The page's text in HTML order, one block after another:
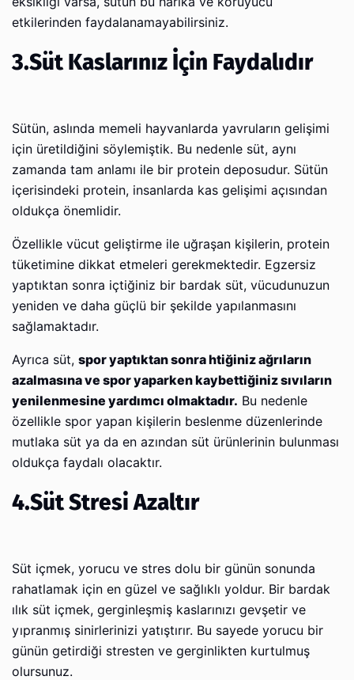
etkilerinden faydalanamayabilirsiniz.
3.Süt Kaslarınız İçin Faydalıdır
Sütün, aslında memeli hayvanlarda yavruların gelişimi
için üretildiğini söylemiştik. Bu nedenle süt, aynı
zamanda tam anlamı ile bir protein deposudur. Sütün
içerisindeki protein, insanlarda kas gelişimi açısından
oldukça önemlidir.
Özellikle vücut geliştirme ile uğraşan kişilerin, protein
tüketimine dikkat etmeleri gerekmektedir. Egzersiz
yaptıktan sonra içtiğiniz bir bardak süt, vücudunuzun
yeniden ve daha güçlü bir şekilde yapılanmasını
sağlamaktadır.
Ayrıca süt, spor yaptıktan sonra htiğiniz ağrıların
azalmasına ve spor yaparken kaybettiğiniz sıvıların
yenilenmesine yardımcı olmaktadır. Bu nedenle
özellikle spor yapan kişilerin beslenme düzenlerinde
mutlaka süt ya da en azından süt ürünlerinin bulunması
oldukça faydalı olacaktır.
4.Süt Stresi Azaltır
Süt içmek, yorucu ve stres dolu bir günün sonunda
rahatlamak için en güzel ve sağlıklı yoldur. Bir bardak
ılık süt içmek, gerginleşmiş kaslarınızı gevşetir ve
yıpranmış sinirlerinizi yatıştırır. Bu sayede yorucu bir
günün getirdiği stresten ve gerginlikten kurtulmuş
olursunuz.